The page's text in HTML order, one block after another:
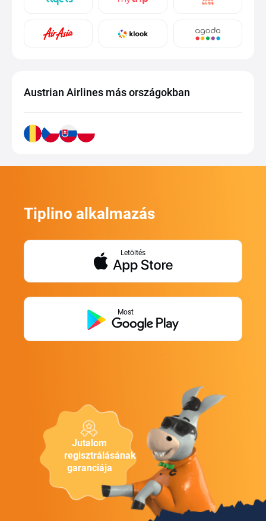
Austrian Airlines más országokban
Jutalom
regisztrálásának
garanciája
Tiplino alkalmazás
Letöltés
Most